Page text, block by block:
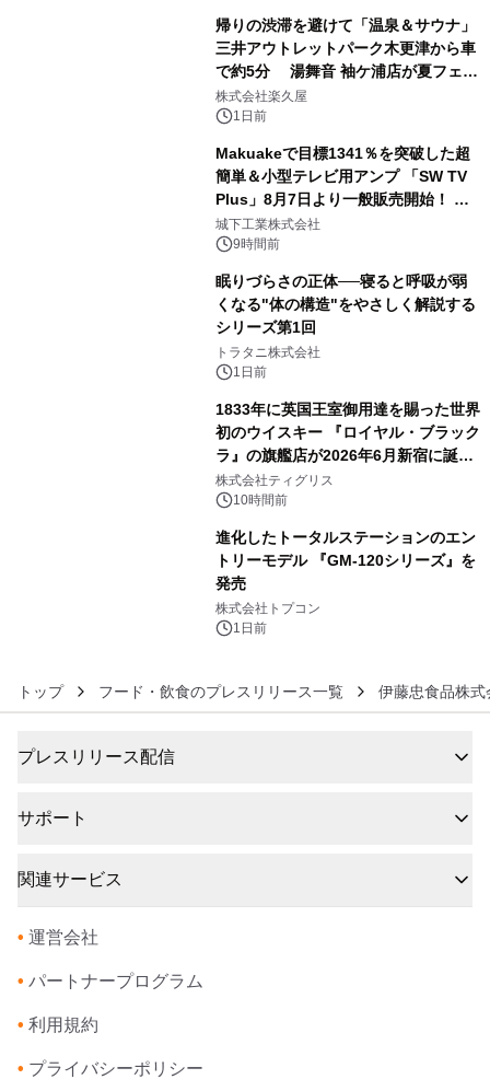
帰りの渋滞を避けて「温泉＆サウナ」
三井アウトレットパーク木更津から車
で約5分 湯舞音 袖ケ浦店が夏フェア
メニューを提供
株式会社楽久屋
1日前
Makuakeで目標1341％を突破した超
簡単＆小型テレビ用アンプ 「SW TV
Plus」8月7日より一般販売開始！ ケ
ーブル1本つなぐだけ、テレビの音が
ぐっと豊かに
城下工業株式会社
9時間前
眠りづらさの正体──寝ると呼吸が弱
くなる"体の構造"をやさしく解説する
シリーズ第1回
トラタニ株式会社
1日前
1833年に英国王室御用達を賜った世界
初のウイスキー 『ロイヤル・ブラック
ラ』の旗艦店が2026年6月新宿に誕
生 バカルディ ジャパンと連携した
没入型バー「BAR Arca」
株式会社ティグリス
10時間前
進化したトータルステーションのエン
トリーモデル 『GM-120シリーズ』を
発売
株式会社トプコン
1日前
トップ フード・飲食のプレスリリース一覧 伊藤忠食品株式
プレスリリース配信
サポート
関連サービス
• 運営会社
• パートナープログラム
• 利用規約
• プライバシーポリシー